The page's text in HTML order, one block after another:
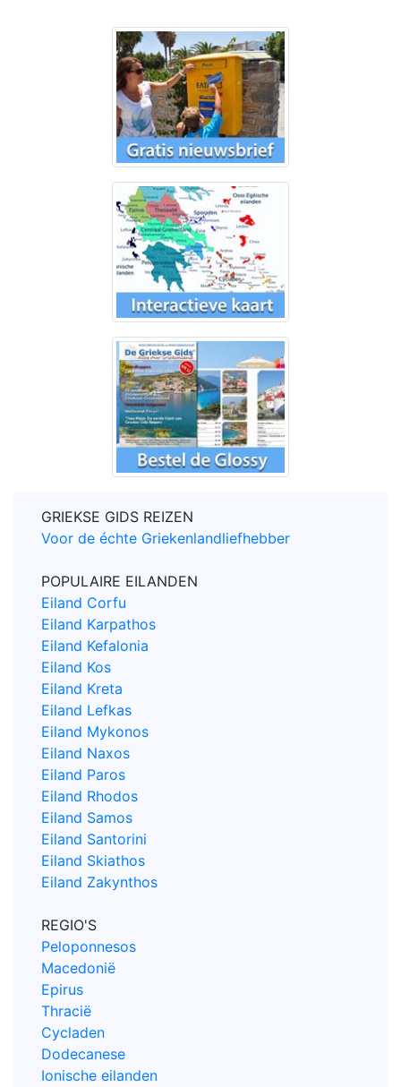
GRIEKSE GIDS REIZEN
Voor de échte Griekenlandliefhebber
POPULAIRE EILANDEN
Eiland Corfu
Eiland Karpathos
Eiland Kefalonia
Eiland Kos
Eiland Kreta
Eiland Lefkas
Eiland Mykonos
Eiland Naxos
Eiland Paros
Eiland Rhodos
Eiland Samos
Eiland Santorini
Eiland Skiathos
Eiland Zakynthos
REGIO'S
Peloponnesos
Macedonië
Epirus
Thracië
Cycladen
Dodecanese
Ionische eilanden